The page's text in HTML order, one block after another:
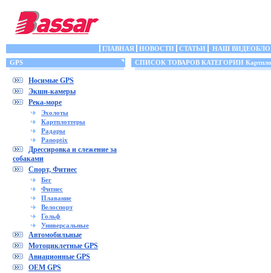
ГЛАВНАЯ НОВОСТИ СТАТЬИ
НАШ
GPS
Носимые GPS
Экшн-камеры
Река-море
Эхолоты
Картплоттеры
Радары
Panoptix
Дрессировка и слежение за
собаками
Спорт, Фитнес
Бег
Фитнес
Плавание
Велоспорт
Гольф
Универсальные
Автомобильные
Мотоциклетные GPS
Авиационные GPS
OEM GPS
СПИСОК ТОВАРОВ КАТЕГОРИИ